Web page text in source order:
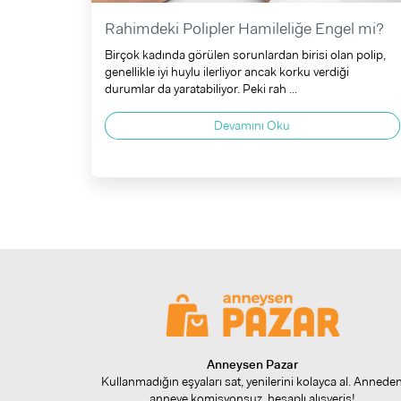
Rahimdeki Polipler Hamileliğe Engel mi?
Birçok kadında görülen sorunlardan birisi olan polip,
genellikle iyi huylu ilerliyor ancak korku verdiği
durumlar da yaratabiliyor. Peki rah ...
Devamını Oku
Anneysen Pazar
Kullanmadığın eşyaları sat, yenilerini kolayca al.